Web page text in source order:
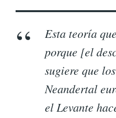
Esta teoría
porque [el
sugiere que
Neandertal
el Levante